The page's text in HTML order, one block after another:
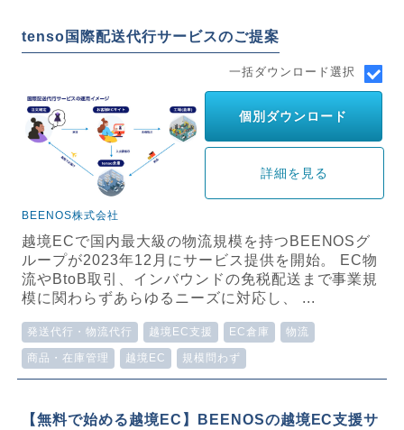
tenso国際配送代行サービスのご提案
一括ダウンロード選択
個別ダウンロード
詳細を見る
BEENOS株式会社
越境ECで国内最大級の物流規模を持つBEENOSグ
ループが2023年12月にサービス提供を開始。 EC物
流やBtoB取引、インバウンドの免税配送まで事業規
模に関わらずあらゆるニーズに対応し、 ...
発送代行・物流代行 越境EC支援 EC倉庫 物流
商品・在庫管理 越境EC 規模問わず
【無料で始める越境EC】BEENOSの越境EC支援サ